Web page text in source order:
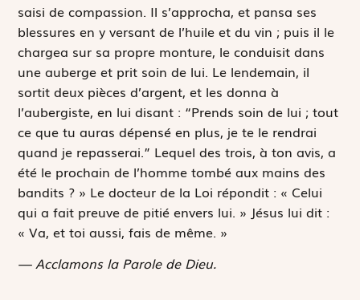
saisi de compassion. Il s’approcha, et pansa ses
blessures en y versant de l’huile et du vin ; puis il le
chargea sur sa propre monture, le conduisit dans
une auberge et prit soin de lui. Le lendemain, il
sortit deux pièces d’argent, et les donna à
l’aubergiste, en lui disant : “Prends soin de lui ; tout
ce que tu auras dépensé en plus, je te le rendrai
quand je repasserai.” Lequel des trois, à ton avis, a
été le prochain de l’homme tombé aux mains des
bandits ? » Le docteur de la Loi répondit : « Celui
qui a fait preuve de pitié envers lui. » Jésus lui dit :
« Va, et toi aussi, fais de même. »
— Acclamons la Parole de Dieu.